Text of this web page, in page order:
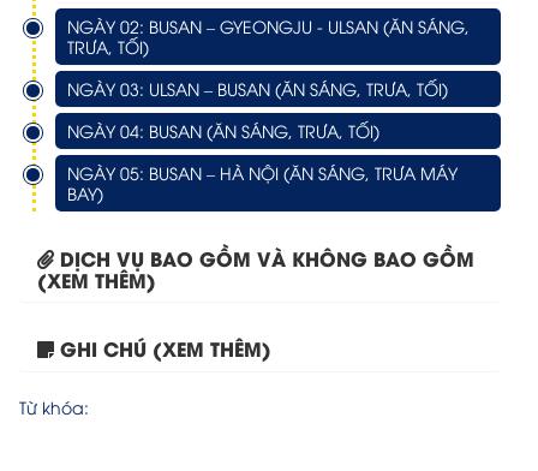
NGÀY 02: BUSAN – GYEONGJU - ULSAN (ĂN SÁNG,
TRƯA, TỐI)
NGÀY 03: ULSAN – BUSAN (ĂN SÁNG, TRƯA, TỐI)
NGÀY 04: BUSAN (ĂN SÁNG, TRƯA, TỐI)
NGÀY 05: BUSAN – HÀ NỘI (ĂN SÁNG, TRƯA MÁY
BAY)
DỊCH VỤ BAO GỒM VÀ KHÔNG BAO GỒM
(XEM THÊM)
GHI CHÚ (XEM THÊM)
Từ khóa:
Tour Hà Nội – Busan...